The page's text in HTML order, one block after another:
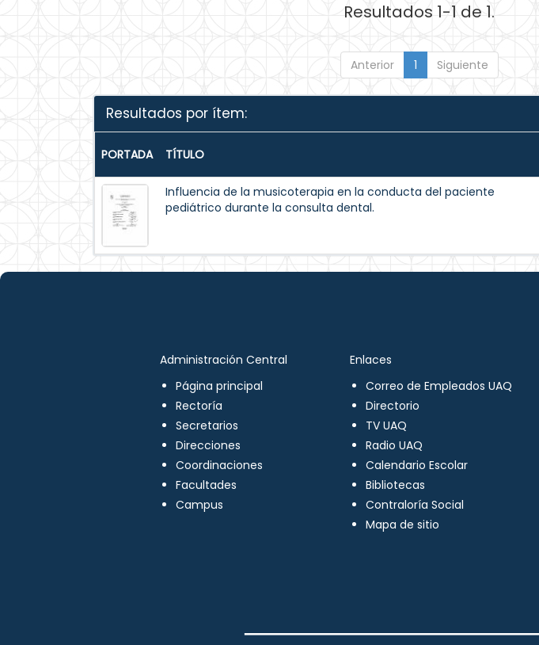
Resultados 1-1 de 1.
Anterior 1 Siguiente
Resultados por ítem:
PORTADA TÍTULO
Influencia de la musicoterapia en la conducta del paciente
pediátrico durante la consulta dental.
Administración Central
Página principal
Rectoría
Secretarios
Direcciones
Coordinaciones
Facultades
Campus
Enlaces
Correo de Empleados UAQ
Directorio
TV UAQ
Radio UAQ
Calendario Escolar
Bibliotecas
Contraloría Social
Mapa de sitio